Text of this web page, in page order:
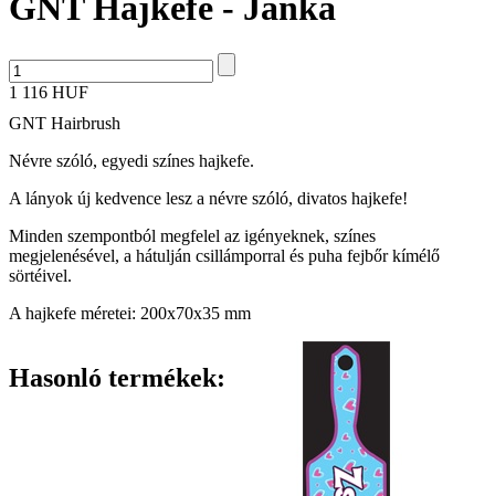
GNT Hajkefe - Janka
1 116 HUF
GNT Hairbrush
Névre szóló, egyedi színes hajkefe.
A lányok új kedvence lesz a névre szóló, divatos hajkefe!
Minden szempontból megfelel az igényeknek, színes
megjelenésével, a hátulján csillámporral és puha fejbőr kímélő
sörtéivel.
A hajkefe méretei: 200x70x35 mm
Hasonló termékek: